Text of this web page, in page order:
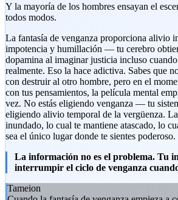
Y la mayoría de los hombres ensayan el
todos modos.
La fantasía de venganza proporciona alivio
impotencia y humillación — tu cerebro
dopamina al imaginar justicia incluso
realmente. Eso la hace adictiva. Sabes que
con destruir al otro hombre, pero en el
con tus pensamientos, la película mental
vez. No estás eligiendo venganza — tu
eligiendo alivio temporal de la vergüenza.
inundado, lo cual te mantiene atascado, lo
sea el único lugar donde te sientes poderoso.
La información no es el problema. Tu
interrumpir el ciclo de venganza
Tameion